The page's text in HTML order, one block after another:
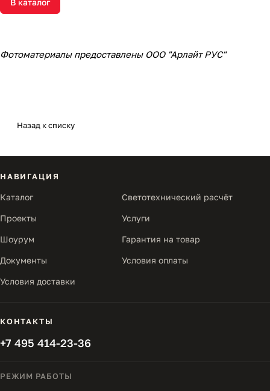
Фотоматериалы предоставлены ООО "Арлайт РУС"
Назад к списку
НАВИГАЦИЯ
Каталог Светотехнический расчёт
Проекты Услуги
Шоурум Гарантия на товар
Документы Условия оплаты
Условия доставки
КОНТАКТЫ
+7 495 414-23-36
РЕЖИМ РАБОТЫ